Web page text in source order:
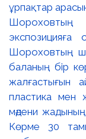
ұрпақтар
Шороховтың
Шороховтың
баланың бір
жалғастығын
пластика мен
мәдени жадының
Көрме 30